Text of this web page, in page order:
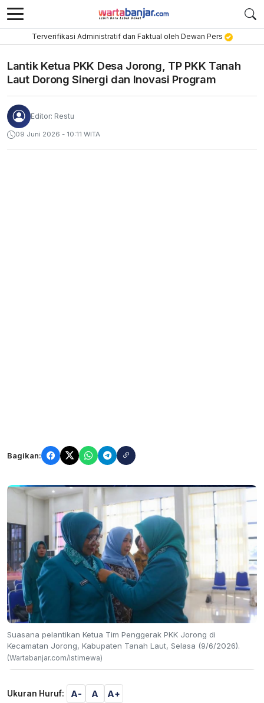
Terverifikasi Administratif dan Faktual oleh Dewan Pers
Lantik Ketua PKK Desa Jorong, TP PKK Tanah
Laut Dorong Sinergi dan Inovasi Program
Editor: Restu
09 Juni 2026 - 10:11 WITA
Bagikan:
Suasana pelantikan Ketua Tim Penggerak PKK Jorong di
Kecamatan Jorong, Kabupaten Tanah Laut, Selasa (9/6/2026).
(Wartabanjar.com/istimewa)
Ukuran Huruf: A- A A+